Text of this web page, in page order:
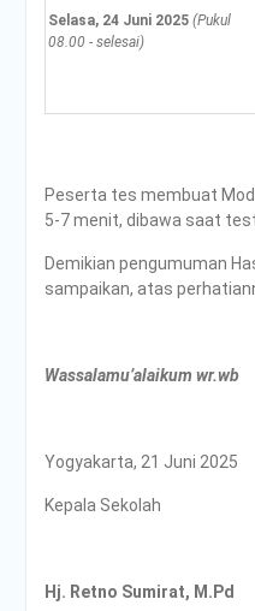
Selasa, 24 Juni 2025 (Pukul
08.00 - selesai)
Peserta tes membuat
5-7 menit, dibawa saat
Demikian pengumuman
sampaikan, atas
Wassalamu’alaikum wr.wb
Yogyakarta, 21 Juni 2025
Kepala Sekolah
Hj. Retno Sumirat, M.Pd